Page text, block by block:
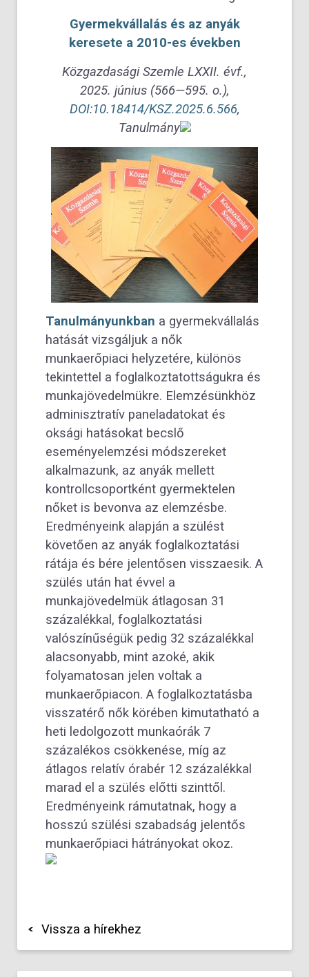
Gyermekvállalás és az anyák
keresete a 2010-es években
Közgazdasági Szemle LXXII. évf.,
2025. június (566—595. o.),
DOI:10.18414/KSZ.2025.6.566,
Tanulmány
Tanulmányunkban a gyermekvállalás
hatását vizsgáljuk a nők
munkaerőpiaci helyzetére, különös
tekintettel a foglalkoztatottságukra és
munkajövedelmükre. Elemzésünkhöz
adminisztratív paneladatokat és
oksági hatásokat becslő
eseményelemzési módszereket
alkalmazunk, az anyák mellett
kontrollcsoportként gyermektelen
nőket is bevonva az elemzésbe.
Eredményeink alapján a szülést
követően az anyák foglalkoztatási
rátája és bére jelentősen visszaesik. A
szülés után hat évvel a
munkajövedelmük átlagosan 31
százalékkal, foglalkoztatási
valószínűségük pedig 32 százalékkal
alacsonyabb, mint azoké, akik
folyamatosan jelen voltak a
munkaerőpiacon. A foglalkoztatásba
visszatérő nők körében kimutatható a
heti ledolgozott munkaórák 7
százalékos csökkenése, míg az
átlagos relatív órabér 12 százalékkal
marad el a szülés előtti szinttől.
Eredményeink rámutatnak, hogy a
hosszú szülési szabadság jelentős
munkaerőpiaci hátrányokat okoz.
Vissza a hírekhez